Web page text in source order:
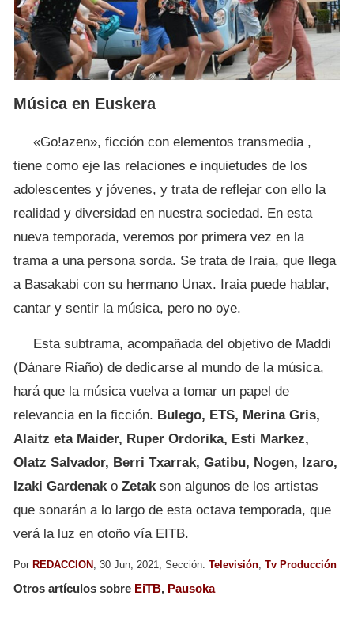
Música en Euskera
«Go!azen», ficción con elementos transmedia ,
tiene como eje las relaciones e inquietudes de los
adolescentes y jóvenes, y trata de reflejar con ello la
realidad y diversidad en nuestra sociedad. En esta
nueva temporada, veremos por primera vez en la
trama a una persona sorda. Se trata de Iraia, que llega
a Basakabi con su hermano Unax. Iraia puede hablar,
cantar y sentir la música, pero no oye.
Esta subtrama, acompañada del objetivo de Maddi
(Dánare Riaño) de dedicarse al mundo de la música,
hará que la música vuelva a tomar un papel de
relevancia en la ficción. Bulego, ETS, Merina Gris,
Alaitz eta Maider, Ruper Ordorika, Esti Markez,
Olatz Salvador, Berri Txarrak, Gatibu, Nogen, Izaro,
Izaki Gardenak o Zetak son algunos de los artistas
que sonarán a lo largo de esta octava temporada, que
verá la luz en otoño vía EITB.
Por REDACCION , 30 Jun, 2021, Sección: Televisión Tv Producción
Otros artículos sobre EiTB, Pausoka